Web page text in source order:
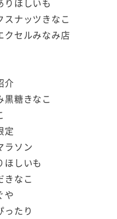
スナッツきなこ
クセルみなみ店
介
黒糖きなこ
定
ラソン
ほしいも
きなこ
や
ったり